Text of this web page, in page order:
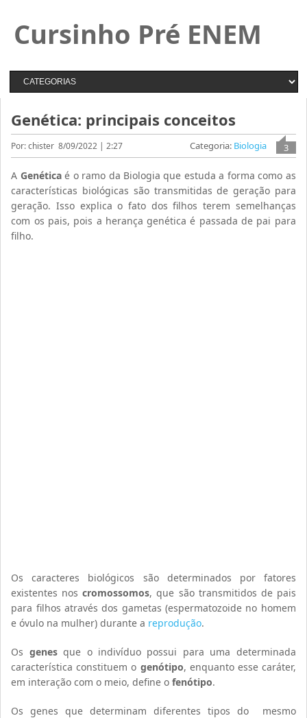
Cursinho Pré ENEM
Genética: principais conceitos
Por: chister 8/09/2022 | 2:27 3
Categoria: Biologia
A Genéticaé o ramo da Biologia que estuda a forma como as
características biológicas são transmitidas de geração para
geração. Isso explica o fato dos filhos terem semelhanças
com os pais, pois a herança genética é passada de pai para
filho.
Os caracteres biológicos são determinados por fatores
existentes noscromossomos, que são transmitidos de pais
para filhos através dos gametas (espermatozoide no homem
e óvulo na mulher) durante a reprodução.
Os genesque o indivíduo possui para uma determinada
característica constituem o genótipo, enquanto esse caráter,
em interação com o meio, define ofenótipo.
Os genes que determinam diferentes tipos do mesmo